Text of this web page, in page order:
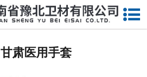
网站首页
甘肃医用手套